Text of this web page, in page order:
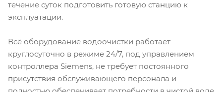
течение суток подготовить готовую станцию к
эксплуатации.
Всё оборудование водоочистки работает
круглосуточно в режиме 24/7, под управлением
контроллера Siemens, не требует постоянного
присутствия обслуживающего персонала и